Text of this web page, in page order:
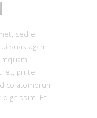
sed ei
suas agam
et, pri te
atomorum
Et